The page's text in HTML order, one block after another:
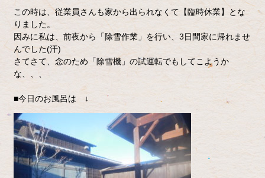
この時は、従業員さんも家から出られなくて【臨時休業】とな
りました。
因みに私は、前夜から「除雪作業」を行い、3日間家に帰れませ
んでした(汗)
さてさて、念のため「除雪機」の試運転でもしてこようか
な、、、
■今日のお風呂は ↓